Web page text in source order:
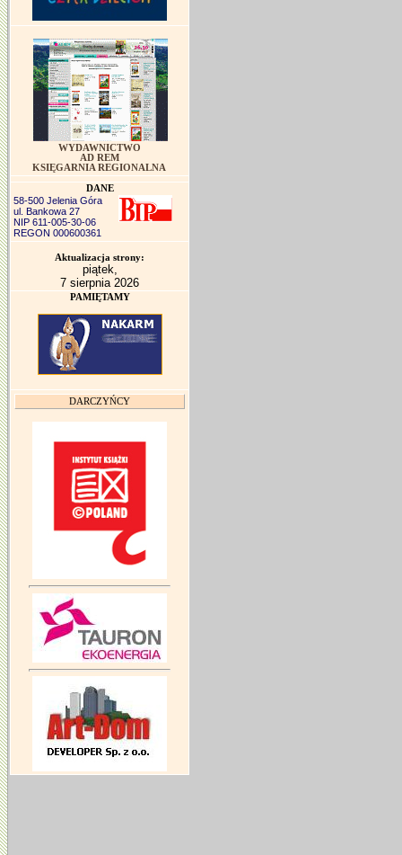
WYDAWNICTWO
AD REM
KSIĘGARNIA REGIONALNA
DANE
58-500 Jelenia Góra
ul. Bankowa 27
NIP 611-005-30-06
REGON 000600361
Aktualizacja strony:
piątek,
7 sierpnia 2026
PAMIĘTAMY
DARCZYŃCY